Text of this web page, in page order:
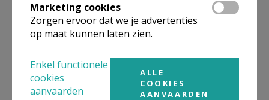
Marketing cookies
Zorgen ervoor dat we je advertenties
op maat kunnen laten zien.
Enkel functionele
cookies
aanvaarden
ALLE
COOKIES
AANVAARDEN